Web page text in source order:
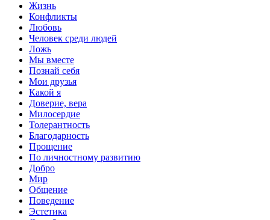
Жизнь
Конфликты
Любовь
Человек среди людей
Ложь
Мы вместе
Познай себя
Мои друзья
Какой я
Доверие, вера
Милосердие
Толерантность
Благодарность
Прощение
По личностному развитию
Добро
Мир
Общение
Поведение
Эстетика